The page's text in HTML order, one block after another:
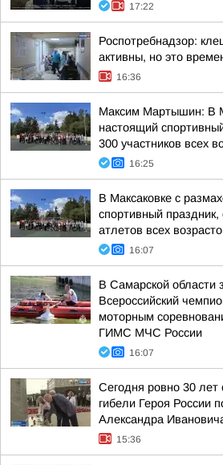
17:22
Роспотребнадзор:
активны, но это
16:36
Максим Мартышин: В
настоящий
300 участников всех
16:25
В Максаковке с
спортивный
атлетов всех
16:07
В Самарской области
Всероссийский
моторным
ГИМС МЧС России
16:07
Сегодня ровно 30 лет
гибели Героя России
Александра
15:36